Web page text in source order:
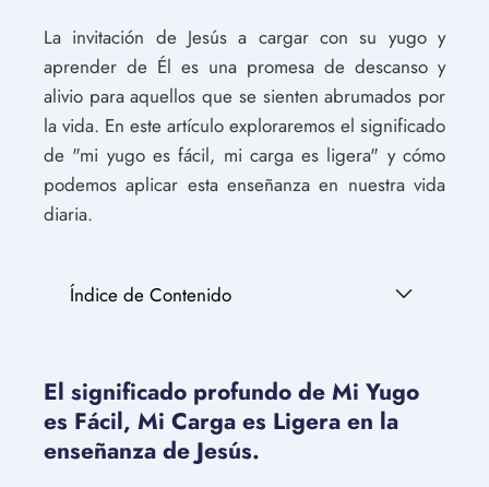
La invitación de Jesús a cargar con su yugo y
aprender de Él es una promesa de descanso y
alivio para aquellos que se sienten abrumados por
la vida. En este artículo exploraremos el significado
de "mi yugo es fácil, mi carga es ligera" y cómo
podemos aplicar esta enseñanza en nuestra vida
diaria.
Índice de Contenido
El significado profundo de Mi Yugo
es Fácil, Mi Carga es Ligera en la
enseñanza de Jesús.